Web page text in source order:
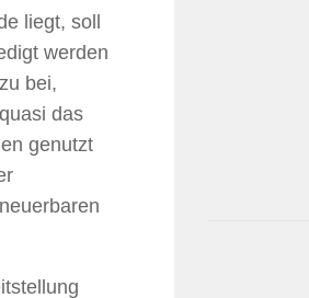
liegt, soll
werden
bei,
das
genutzt